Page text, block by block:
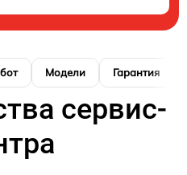
Модели Гарантия
сервис-